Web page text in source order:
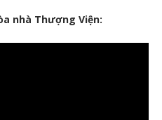
nhà Thượng Viện: